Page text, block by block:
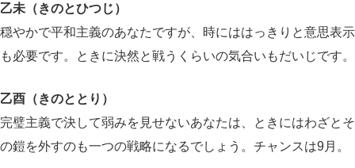
乙未（きのとひつじ）
穏やかで平和主義のあなたですが、時にははっきりと意思表示
も必要です。ときに決然と戦うくらいの気合いもだいじです。
乙酉（きのととり）
完璧主義で決して弱みを見せないあなたは、ときにはわざとそ
の鎧を外すのも一つの戦略になるでしょう。チャンスは9月。